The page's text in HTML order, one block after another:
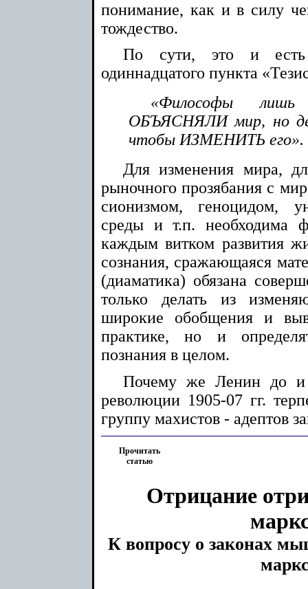
понимание, как и в силу
тождество.
По сути, это и есть
одиннадцатого пункта
«Философы лишь
ОБЪЯСНЯЛИ мир, но
чтобы ИЗМЕНИТЬ его».
Для изменения мира,
рыночного прозябания с
сионизмом, геноцидом,
среды и т.п. необходима
каждым витком развития
сознания, сражающаяся
(диаматика) обязана
только делать из
широкие обобщения и
практике, но и
познания в целом.
Почему же Ленин до и
революции 1905-07 гг.
группу махистов - адептов
Прочитать
статью
Отрицание
К вопросу о законах